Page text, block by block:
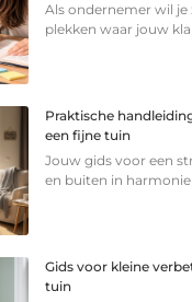
Als ondernemer wil
plekken waar jouw
Praktische
een fijne tuin
Jouw gids voor een
en buiten in harmonie
Gids voor kleine
tuin